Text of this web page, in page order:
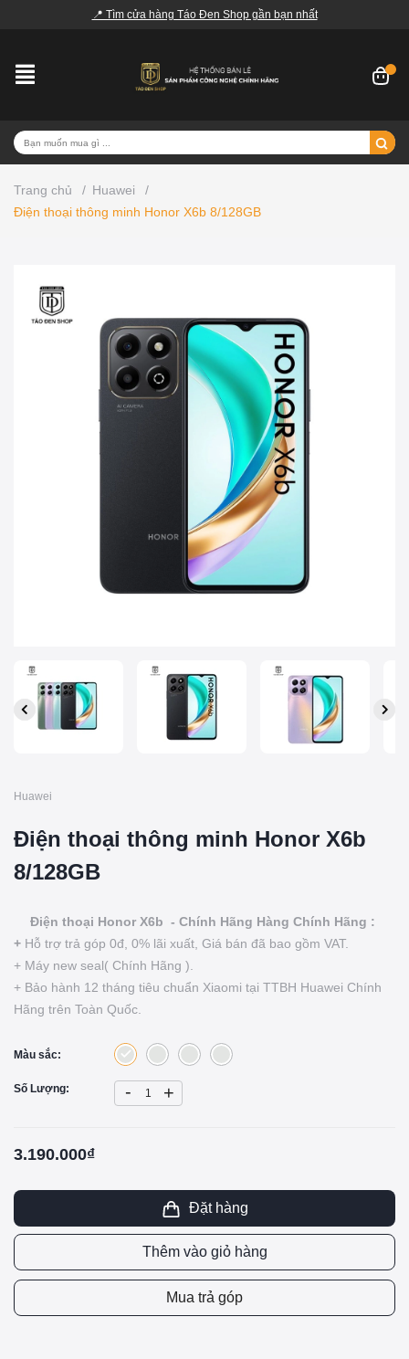
📍 Tìm cửa hàng Táo Đen Shop gần bạn nhất
Trang chủ / Huawei
/
Điện thoại thông minh Honor X6b 8/128GB
Huawei
Điện thoại thông minh Honor X6b
8/128GB
Điện thoại Honor X6b - Chính Hãng Hàng Chính Hãng :
+ Hỗ trợ trả góp 0đ, 0% lãi xuất, Giá bán đã bao gồm VAT.
+ Máy new seal( Chính Hãng ).
+ Bảo hành 12 tháng tiêu chuẩn Xiaomi tại TTBH Huawei Chính
Hãng trên Toàn Quốc.
Màu sắc:
Số Lượng: - +
3.190.000₫
Đặt hàng
Thêm vào giỏ hàng
Mua trả góp